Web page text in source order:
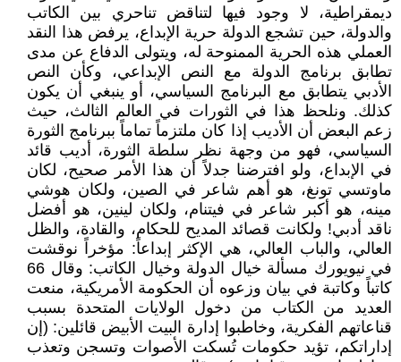
ديمقراطية، لا وجود فيها لتناقض تناحري بين الكاتب
والدولة، حين تشجع الدولة حرية الإبداع، يرفض هذا النقد
العملي هذه الحرية الممنوحة له، ويتولى الدفاع عن مدى
تطابق برنامج الدولة مع النص الإبداعي، وكأن النص
الأدبي يتطابق مع البرنامج السياسي، أو ينبغي أن يكون
كذلك. ونلحظ هذا في الثورات في العالم الثالث، حيث
زعم البعض أن الأديب إذا كان ملتزماً تماماً ببرنامج الثورة
السياسي، فهو من وجهة نظر سلطة الثورة، أديب قائد
في الإبداع، ولو افترضنا جدلاً أن هذا الأمر صحيح، لكان
ماوتسي تونغ، هو أهم شاعر في الصين، ولكان هوشي
مينه، هو أكبر شاعر في فيتنام، ولكان لينين، هو أفضل
ناقد أدبي! ولكانت قصائد المديح للحكام، والقادة، والظل
العالي، والباب العالي، هي الإكثر إبداعاً: مؤخراً نوقشت
في نيويورك مسألة خيال الدولة وخيال الكاتب: وقال 66
كاتباً وكاتبة في بيان وزعوه أن الحكومة الأمريكية، منعت
العديد من الكتاب من دخول الولايات المتحدة بسبب
قناعاتهم الفكرية، وخاطبوا إدارة البيت الأبيض قائلين: (إن
إداراتكم، تؤيد حكومات تُسكت الأصوات وتسجن وتعذب